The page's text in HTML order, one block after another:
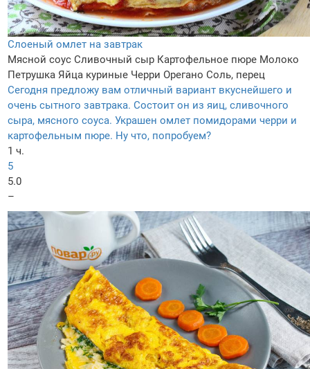
Слоеный омлет на завтрак
Мясной соус Сливочный сыр Картофельное пюре Молоко
Петрушка Яйца куриные Черри Орегано Соль, перец
Сегодня предложу вам отличный вариант вкуснейшего и
очень сытного завтрака. Состоит он из яиц, сливочного
сыра, мясного соуса. Украшен омлет помидорами черри и
картофельным пюре. Ну что, попробуем?
1 ч.
5
5.0
–